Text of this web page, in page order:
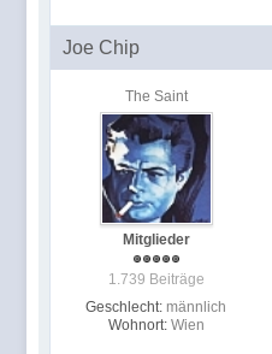
Joe Chip
The Saint
Mitglieder
1.739 Beiträge
Geschlecht: männlich
Wohnort: Wien